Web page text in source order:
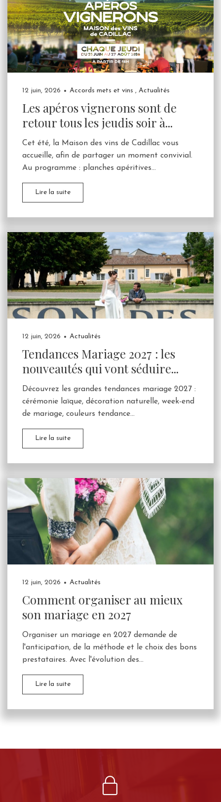
12 juin, 2026 Accords mets et vins , Actualités
Les apéros vignerons sont de
retour tous les jeudis soir à...
Cet été, la Maison des vins de Cadillac vous
accueille, afin de partager un moment convivial.
Au programme : planches apéritives...
Lire la suite
12 juin, 2026 Actualités
Tendances Mariage 2027 : les
nouveautés qui vont séduire...
Découvrez les grandes tendances mariage 2027 :
cérémonie laïque, décoration naturelle, week-end
de mariage, couleurs tendance...
Lire la suite
12 juin, 2026 Actualités
Comment organiser au mieux
son mariage en 2027
Organiser un mariage en 2027 demande de
l'anticipation, de la méthode et le choix des bons
prestataires. Avec l'évolution des...
Lire la suite